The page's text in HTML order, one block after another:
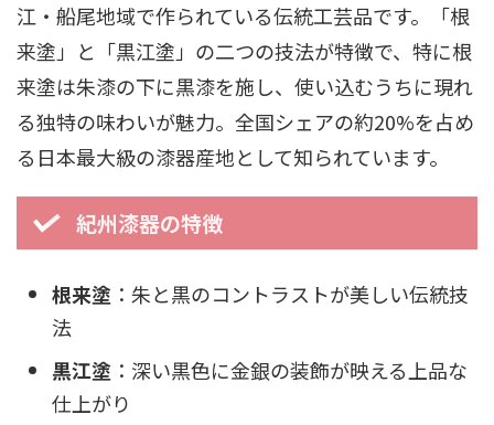
江・船尾地域で作られている伝統工芸品です。「根
来塗」と「黒江塗」の二つの技法が特徴で、特に根
来塗は朱漆の下に黒漆を施し、使い込むうちに現れ
る独特の味わいが魅力。全国シェアの約20%を占め
る日本最大級の漆器産地として知られています。
紀州漆器の特徴
根来塗 ：朱と黒のコントラストが美しい伝統技
法
黒江塗 ：深い黒色に金銀の装飾が映える上品な
仕上がり